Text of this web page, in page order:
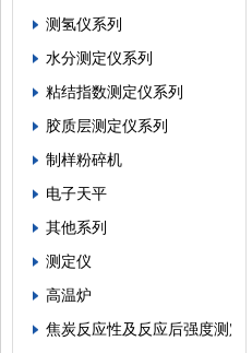
测氢仪系列
水分测定仪系列
粘结指数测定仪系列
胶质层测定仪系列
制样粉碎机
电子天平
其他系列
测定仪
高温炉
焦炭反应性及反应后强度测定仪